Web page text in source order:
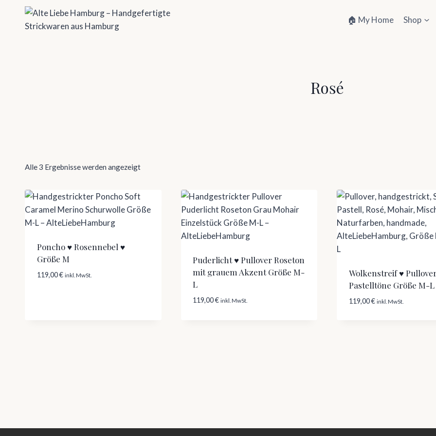
springen
🏠 My Home Shop
Rosé
Alle 3 Ergebnisse werden angezeigt
Poncho ♥ Rosennebel ♥
Größe M
119,00€ inkl. MwSt.
Puderlicht ♥ Pullover Roseton
mit grauem Akzent Größe M-
L
119,00€ inkl. MwSt.
Wolkenstreif ♥
Pastelltöne Größe M-L
119,00€ inkl. MwSt.